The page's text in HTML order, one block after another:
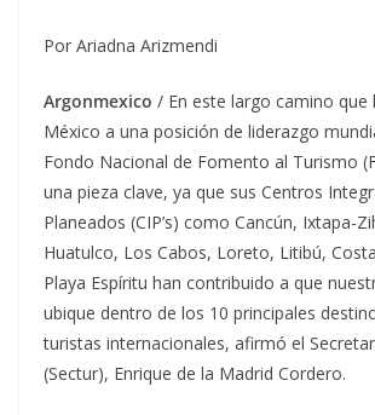
Por Ariadna Arizmendi
Argonmexico / En este largo camino que
México a una posición de liderazgo
Fondo Nacional de Fomento al Turismo
una pieza clave, ya que sus Centros
Planeados (CIP’s) como Cancún, Ixtapa-
Huatulco, Los Cabos, Loreto, Litibú,
Playa Espíritu han contribuido a que
ubique dentro de los 10 principales
turistas internacionales, afirmó el
(Sectur), Enrique de la Madrid Cordero.